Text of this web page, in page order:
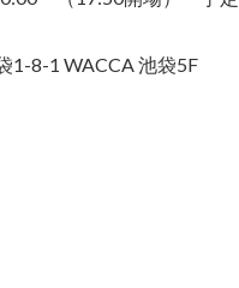
1 WACCA 池袋5F